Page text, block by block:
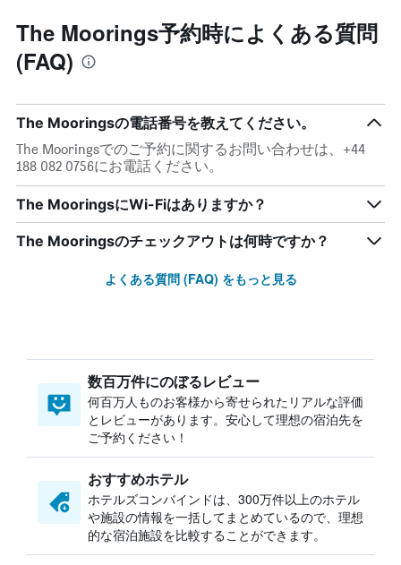
The Moorings予約時によくある質問
(FAQ)
The Mooringsの電話番号を教えてください。
The Mooringsでのご予約に関するお問い合わせは、+44
188 082 0756にお電話ください。
The MooringsにWi-Fiはありますか？
The Mooringsのチェックアウトは何時ですか？
よくある質問 (FAQ) をもっと見る
数百万件にのぼるレビュー
何百万人ものお客様から寄せられたリアルな評価
とレビューがあります。安心して理想の宿泊先を
ご予約ください！
おすすめホテル
ホテルズコンバインドは、300万件以上のホテル
や施設の情報を一括してまとめているので、理想
的な宿泊施設を比較することができます。